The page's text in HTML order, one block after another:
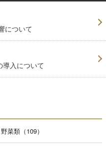
について
導入について
野菜類（109）